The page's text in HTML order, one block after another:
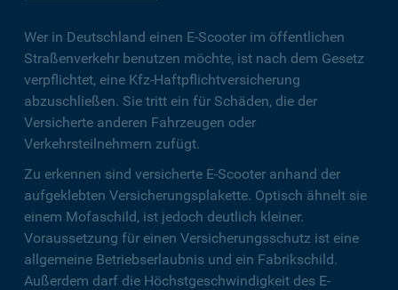
Wer in Deutschland einen E-Scooter im öffentlichen
Straßenverkehr benutzen möchte, ist nach dem Gesetz
verpflichtet, eine Kfz-Haftpflichtversicherung
abzuschließen. Sie tritt ein für Schäden, die der
Versicherte anderen Fahrzeugen oder
Verkehrsteilnehmern zufügt.
Zu erkennen sind versicherte E-Scooter anhand der
aufgeklebten Versicherungsplakette. Optisch ähnelt sie
einem Mofaschild, ist jedoch deutlich kleiner.
Voraussetzung für einen Versicherungsschutz ist eine
allgemeine Betriebserlaubnis und ein Fabrikschild.
Außerdem darf die Höchstgeschwindigkeit des E-